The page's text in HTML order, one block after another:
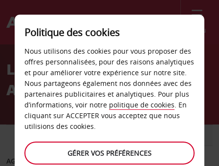
Menu
Welcome
AvisLocation de voiture
Albanie
AGENCE DE DÉPART
Politique des cookies
Nous utilisons des cookies pour vous proposer des
offres personnalisées, pour des raisons analytiques
et pour améliorer votre expérience sur notre site.
Nous partageons également nos données avec des
partenaires publicitaires et analytiques. Pour plus
d’informations, voir notre politique de cookies. En
cliquant sur ACCEPTER vous acceptez que nous
utilisions des cookies.
GÉRER VOS PRÉFÉRENCES